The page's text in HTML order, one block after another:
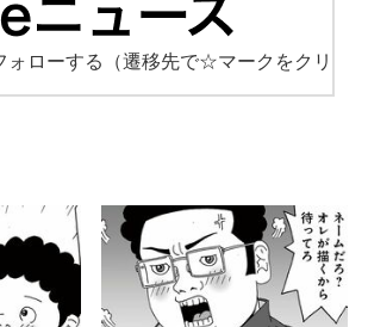
ォローする
（遷移先で☆マークをクリ